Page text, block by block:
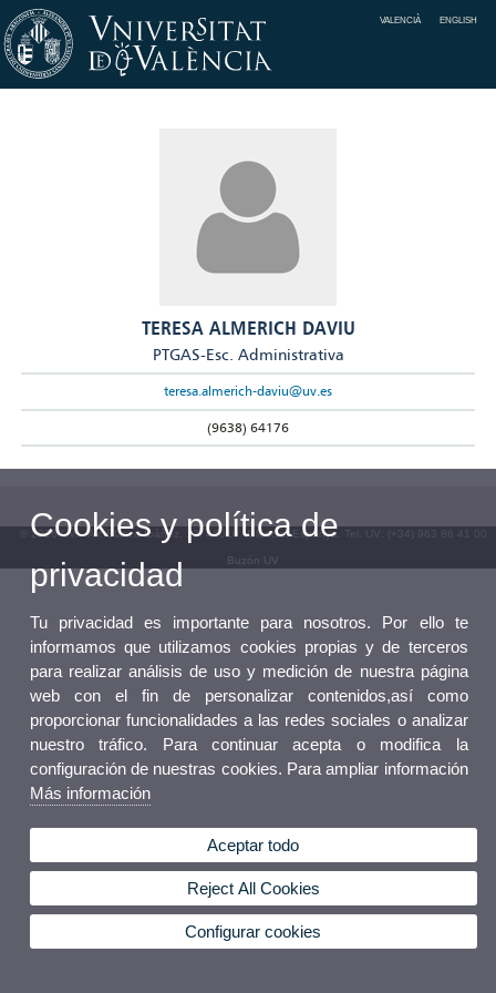
VALENCIÀ ENGLISH
TERESA ALMERICH DAVIU
PTGAS-Esc. Administrativa
teresa.almerich-daviu@uv.es
(9638) 64176
© 2026 UV. - Av. Blasco Ibáñez, 13. 46010 València. Espanya. Tel. UV: (+34) 963 86 41 00
Buzón UV
Cookies y política de
privacidad
Tu privacidad es importante para nosotros. Por ello te
informamos que utilizamos cookies propias y de terceros
para realizar análisis de uso y medición de nuestra página
web con el fin de personalizar contenidos,así como
proporcionar funcionalidades a las redes sociales o analizar
nuestro tráfico. Para continuar acepta o modifica la
configuración de nuestras cookies. Para ampliar información
Más información
Aceptar todo
Reject All Cookies
Configurar cookies